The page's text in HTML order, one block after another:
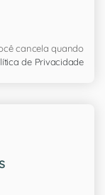
cancela quando
de Privacidade